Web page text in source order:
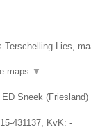
Terschelling Lies,
maps ▼
ED Sneek(Friesland)
431137, KvK: -